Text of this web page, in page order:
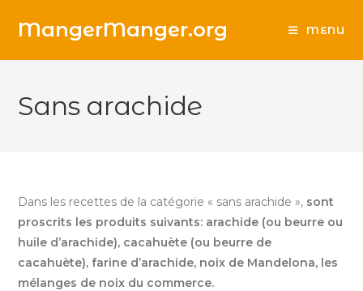
MangerManger.org MENU
Sans arachide
Dans les recettes de la catégorie « sans arachide », sont
proscrits les produits suivants: arachide (ou beurre ou
huile d’arachide), cacahuète (ou beurre de
cacahuète), farine d’arachide, noix de Mandelona, les
mélanges de noix du commerce.